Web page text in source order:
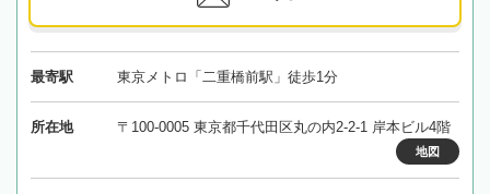
最寄駅 東京メトロ「二重橋前駅」徒歩1分
所在地 〒100-0005 東京都千代田区丸の内2-2-1 岸本ビル4階
地図